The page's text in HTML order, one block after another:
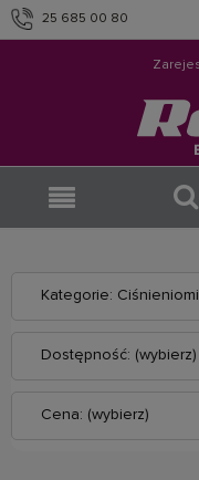
25 685 00 80
info@rebelelectro.com
Kategorie:
Dostępność: (wybierz)
Cena: (wybierz)